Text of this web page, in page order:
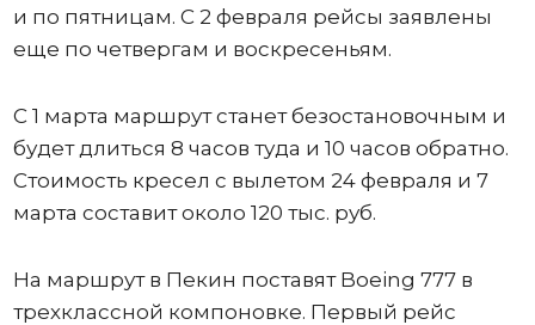
и по пятницам. С 2 февраля рейсы заявлены
еще по четвергам и воскресеньям.
С 1 марта маршрут станет безостановочным и
будет длиться 8 часов туда и 10 часов обратно.
Стоимость кресел с вылетом 24 февраля и 7
марта составит около 120 тыс. руб.
На маршрут в Пекин поставят Boeing 777 в
трехклассной компоновке. Первый рейс